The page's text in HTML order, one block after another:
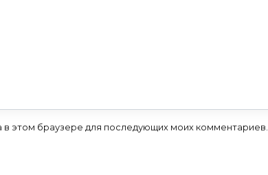
в этом браузере для последующих моих комментариев.